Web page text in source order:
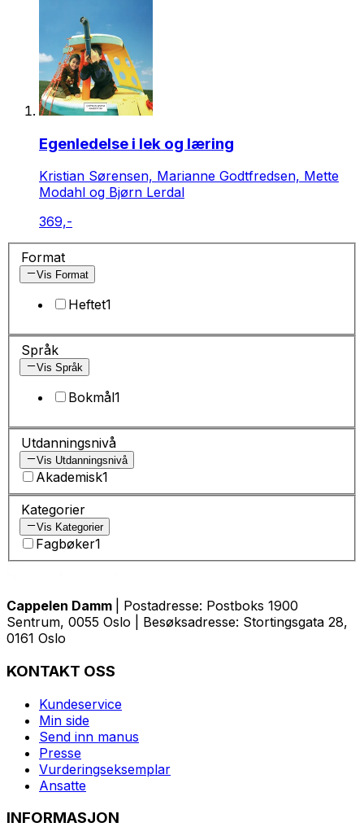
Egenledelse i lek og læring
Kristian Sørensen, Marianne Godtfredsen, Mette
Modahl og Bjørn Lerdal
369,-
Format
Vis Format
Heftet1
Språk
Vis Språk
Bokmål1
Utdanningsnivå
Vis Utdanningsnivå
Akademisk1
Kategorier
Vis Kategorier
Fagbøker1
Cappelen Damm
| Postadresse: Postboks 1900
Sentrum, 0055 Oslo | Besøksadresse: Stortingsgata 28,
0161 Oslo
KONTAKT OSS
Kundeservice
Min side
Send inn manus
Presse
Vurderingseksemplar
Ansatte
INFORMASJON